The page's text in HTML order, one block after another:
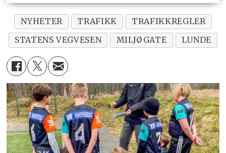
NYHETER TRAFIKK
TRAFIKKREGLER
STATENS VEGVESEN
MILJØGATE LUNDE